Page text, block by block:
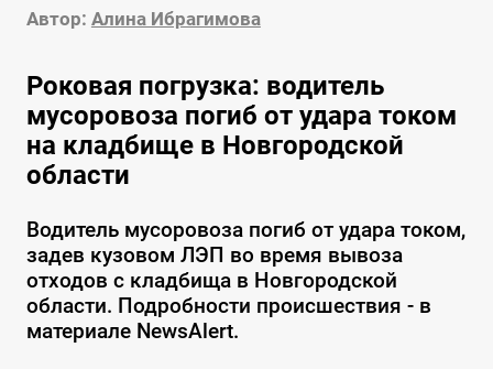
Автор: Алина Ибрагимова
Роковая погрузка: водитель
мусоровоза погиб от удара током
на кладбище в Новгородской
области
Водитель мусоровоза погиб от удара током,
задев кузовом ЛЭП во время вывоза
отходов с кладбища в Новгородской
области. Подробности происшествия - в
материале NewsAlert.